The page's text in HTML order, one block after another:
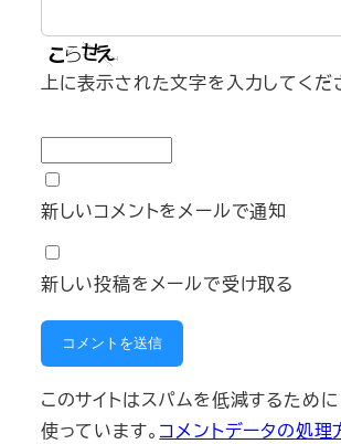
上に表示された文字を入力してくだ
新しいコメントをメールで通知
新しい投稿をメールで受け取る
このサイトはスパムを低減するため
使っています。 コメントデータの処